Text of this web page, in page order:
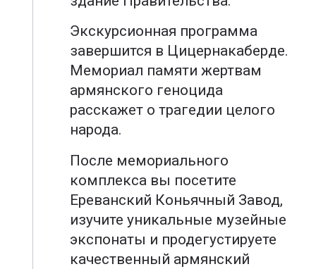
Экскурсионная программа
завершится в Цицернакаберде.
Мемориал памяти жертвам
армянского геноцида
расскажет о трагедии целого
народа.
После мемориального
комплекса вы посетите
Ереванский Коньячный Завод,
изучите уникальные музейные
экспонаты и продегустируете
качественный армянский